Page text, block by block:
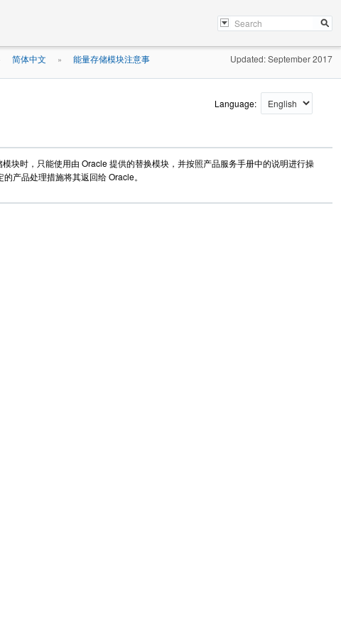
简体中文 » 能量存储模块注意事 Updated: September 2017
Language:
块时，只能使用由 Oracle 提供的替换模块，并按照产品服务手册中的说明进行操
产品处理措施将其返回给 Oracle。